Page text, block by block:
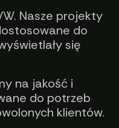
Nasze projekty
do
się
na jakość i
do potrzeb
klientów.